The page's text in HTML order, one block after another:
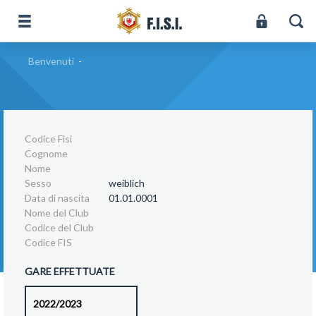
Benvenuti -
Codice Fisi
Cognome
Nome
Sesso
weiblich
Data di nascita
01.01.0001
Nome del Club
Codice del Club
Codice FIS
GARE EFFETTUATE